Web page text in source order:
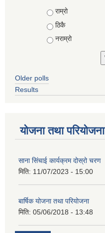
Choices
राम्रो
ठिकै
नराम्रो
Older polls
Results
योजना तथा परियोजना
साना सिंचाई कार्यक्रम दोस्रो चरण
मिति: 11/07/2023 - 15:00
बार्षिक योजना तथा परियोजना
मिति: 05/06/2018 - 13:48